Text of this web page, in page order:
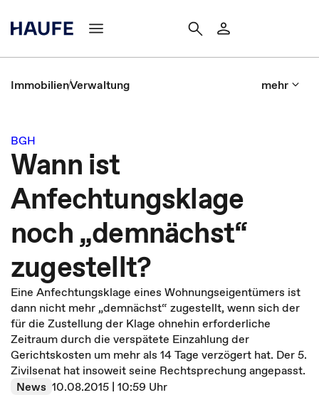
ImmobilienVerwaltung mehr
BGH
Wann ist
Anfechtungsklage
noch „demnächst“
zugestellt?
Eine Anfechtungsklage eines Wohnungseigentümers ist
dann nicht mehr „demnächst“ zugestellt, wenn sich der
für die Zustellung der Klage ohnehin erforderliche
Zeitraum durch die verspätete Einzahlung der
Gerichtskosten um mehr als 14 Tage verzögert hat. Der 5.
Zivilsenat hat insoweit seine Rechtsprechung angepasst.
News 10.08.2015 | 10:59 Uhr